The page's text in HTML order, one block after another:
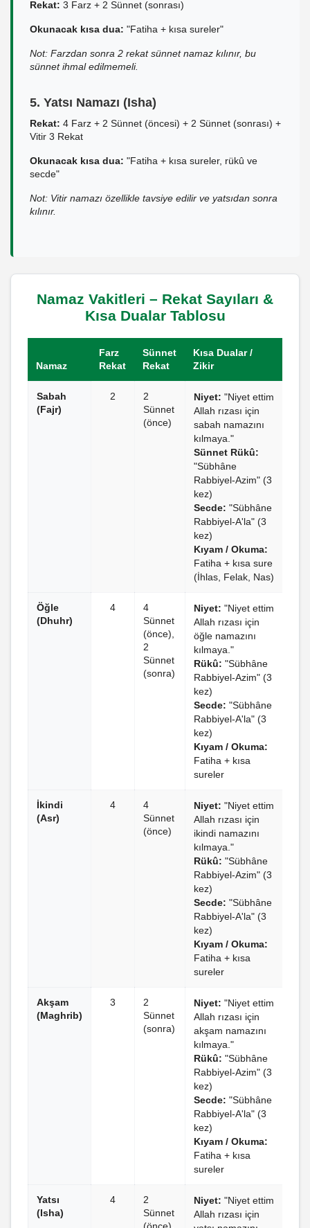
Rekat: 3 Farz + 2 Sünnet (sonrası)
Okunacak kısa dua: "Fatiha + kısa sureler"
Not: Farzdan sonra 2 rekat sünnet namaz kılınır, bu
sünnet ihmal edilmemeli.
5. Yatsı Namazı (Isha)
Rekat: 4 Farz + 2 Sünnet (öncesi) + 2 Sünnet (sonrası) +
Vitir 3 Rekat
Okunacak kısa dua: "Fatiha + kısa sureler, rükû ve
secde"
Not: Vitir namazı özellikle tavsiye edilir ve yatsıdan sonra
kılınır.
Namaz Vakitleri – Rekat Sayıları &
Kısa Dualar Tablosu
Namaz
Farz
Rekat
Sünnet
Rekat
Kısa Dualar /
Zikir
Sabah
(Fajr)
2
2
Sünnet
(önce)
Niyet: "Niyet ettim
Allah rızası için
sabah namazını
kılmaya."
Sünnet Rükû:
"Sübhâne
Rabbiyel-Azim" (3
kez)
Secde: "Sübhâne
Rabbiyel-A'la" (3
kez)
Kıyam / Okuma:
Fatiha + kısa sure
(İhlas, Felak, Nas)
Öğle
(Dhuhr)
4
4
Sünnet
(önce),
2
Sünnet
(sonra)
Niyet: "Niyet ettim
Allah rızası için
öğle namazını
kılmaya."
Rükû: "Sübhâne
Rabbiyel-Azim" (3
kez)
Secde: "Sübhâne
Rabbiyel-A'la" (3
kez)
Kıyam / Okuma:
Fatiha + kısa
sureler
İkindi
(Asr)
4
4
Sünnet
(önce)
Niyet: "Niyet ettim
Allah rızası için
ikindi namazını
kılmaya."
Rükû: "Sübhâne
Rabbiyel-Azim" (3
kez)
Secde: "Sübhâne
Rabbiyel-A'la" (3
kez)
Kıyam / Okuma:
Fatiha + kısa
sureler
Akşam
(Maghrib)
3
2
Sünnet
(sonra)
Niyet: "Niyet ettim
Allah rızası için
akşam namazını
kılmaya."
Rükû: "Sübhâne
Rabbiyel-Azim" (3
kez)
Secde: "Sübhâne
Rabbiyel-A'la" (3
kez)
Kıyam / Okuma:
Fatiha + kısa
sureler
Yatsı
(Isha)
4
2
Sünnet
Niyet: "Niyet ettim
Allah rızası için